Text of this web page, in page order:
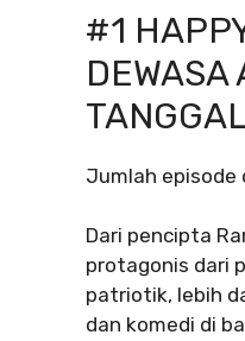
#1
DEWASA
Jumlah episode
Dari pencipta
protagonis dari
patriotik, lebih
dan komedi di